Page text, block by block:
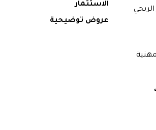
الاستثمار
عروض توضيحية